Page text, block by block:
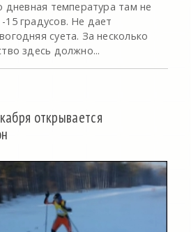
дневная температура там не
градусов. Не дает
суета. За несколько
здесь должно...
открывается